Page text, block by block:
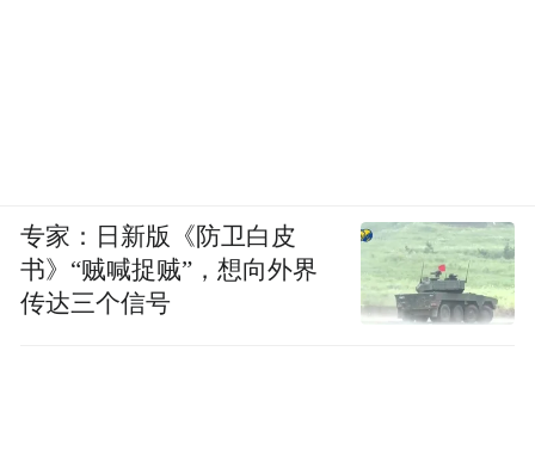
专家：日新版《防卫白皮
书》“贼喊捉贼”，想向外界
传达三个信号